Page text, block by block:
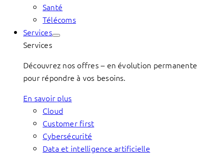
Santé
Télécoms
Services
Services
Découvrez nos offres – en évolution permanente
pour répondre à vos besoins.
En savoir plus
Cloud
Customer first
Cybersécurité
Data et intelligence artificielle